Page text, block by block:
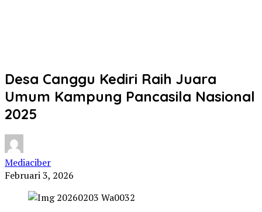
Desa Canggu Kediri Raih Juara
Umum Kampung Pancasila Nasional
2025
Mediaciber
Februari 3, 2026